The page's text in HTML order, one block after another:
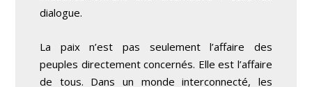
dialogue.
La paix n’est pas seulement l’affaire des
peuples directement concernés. Elle est l’affaire
de tous. Dans un monde interconnecté, les